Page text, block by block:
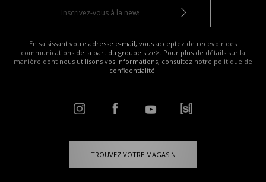
En saisissant votre adresse e-mail, vous acceptez de recevoir des
communications de la part du groupe size>. Pour plus de détails sur la
manière dont nous utilisons vos informations, consultez notre politique de
confidentialité.
TROUVEZ VOTRE MAGASIN